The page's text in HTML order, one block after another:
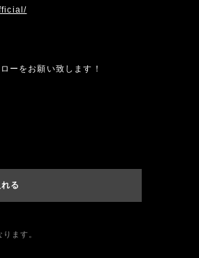
ーをお願い致します！
る
ます。